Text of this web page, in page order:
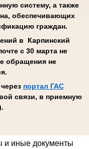
систему, а также
обеспечивающих
граждан.
в Карпинский
с 30 марта не
обращения не
портал ГАС
связи, в приемную
и иные документы